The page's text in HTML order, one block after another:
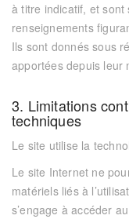
à titre indicatif, et sont
renseignements
Ils sont donnés sous
apportées depuis leur
3. Limitations
techniques
Le site utilise la
Le site Internet ne
matériels liés à
s’engage à accéder